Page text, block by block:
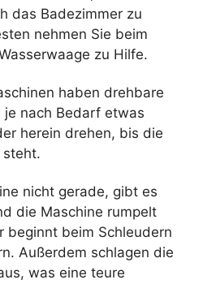
das Badezimmer zu
nehmen Sie beim
zu Hilfe.
haben drehbare
je nach Bedarf etwas
herein drehen, bis die
steht.
nicht gerade, gibt es
die Maschine rumpelt
beginnt beim Schleudern
Außerdem schlagen die
was eine teure